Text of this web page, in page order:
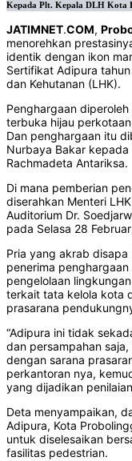
Kepada Plt. Kepala DLH Kota
JATIMNET.COM,
menorehkan
identik dengan ikon
Sertifikat Adipura
dan Kehutanan (LHK).
Penghargaan
terbuka hijau
Dan penghargaan itu
Nurbaya Bakar kepada
Rachmadeta Antariksa.
Di mana pemberian
diserahkan Menteri
Auditorium Dr.
pada Selasa 28
Pria yang akrab
penerima
pengelolaan
terkait tata kelola kota
prasarana
“Adipura ini tidak
dan persampahan
dengan sarana
perkantoran nya,
yang dijadikan
Deta menyampaikan,
Adipura, Kota
untuk diselesaikan
fasilitas pedestrian.